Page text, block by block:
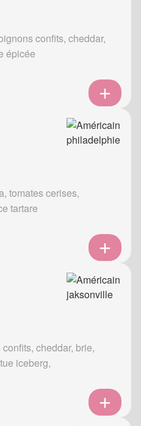
confits, cheddar,
épicée
tomates cerises,
tartare
cheddar, brie,
iceberg,